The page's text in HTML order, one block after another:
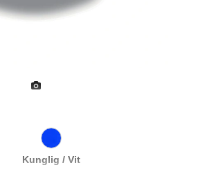
Kunglig / Vit